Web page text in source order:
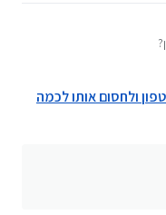
ולחסום אותו לכמה